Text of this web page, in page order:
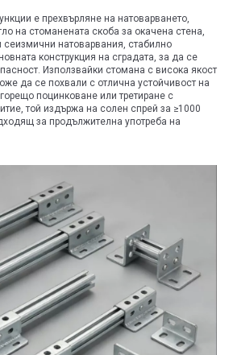
е прехвърляне на натоварването,
на стоманената скоба за окачена стена,
сеизмични натоварвания, стабилно
конструкция на сградата, за да се
Използвайки стомана с висока якост
да се похвали с отлична устойчивост на
поцинковане или третиране с
той издържа на солен спрей за ≥1000
за продължителна употреба на